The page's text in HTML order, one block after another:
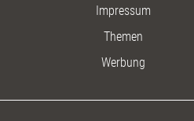
Impressum
Themen
Werbung